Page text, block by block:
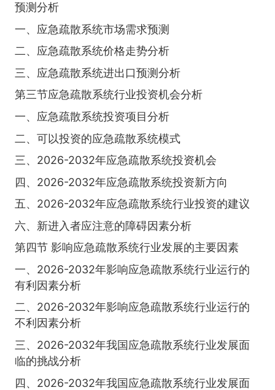
预测分析
一、应急疏散系统市场需求预测
二、应急疏散系统价格走势分析
三、应急疏散系统进出口预测分析
第三节应急疏散系统行业投资机会分析
一、应急疏散系统投资项目分析
二、可以投资的应急疏散系统模式
三、2026-2032年应急疏散系统投资机会
四、2026-2032年应急疏散系统投资新方向
五、2026-2032年应急疏散系统行业投资的建议
六、新进入者应注意的障碍因素分析
第四节 影响应急疏散系统行业发展的主要因素
一、2026-2032年影响应急疏散系统行业运行的
有利因素分析
二、2026-2032年影响应急疏散系统行业运行的
不利因素分析
三、2026-2032年我国应急疏散系统行业发展面
临的挑战分析
四、2026-2032年我国应急疏散系统行业发展面